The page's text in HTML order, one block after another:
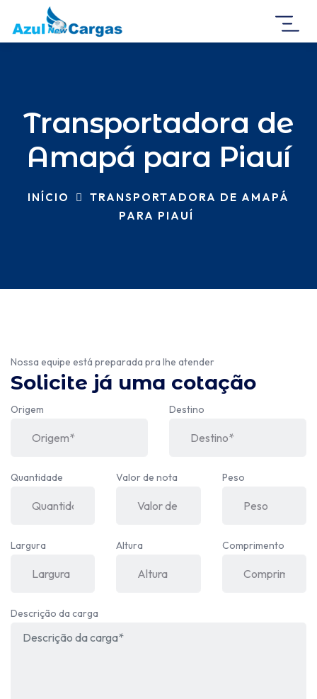
Transportadora de
Amapá para Piauí
INÍCIO
TRANSPORTADORA DE AMAPÁ
PARA PIAUÍ
Nossa equipe está preparada pra lhe atender
Solicite já uma cotação
Origem Destino
Quantidade Valor de nota Peso
Largura Altura Comprimento
Descrição da carga